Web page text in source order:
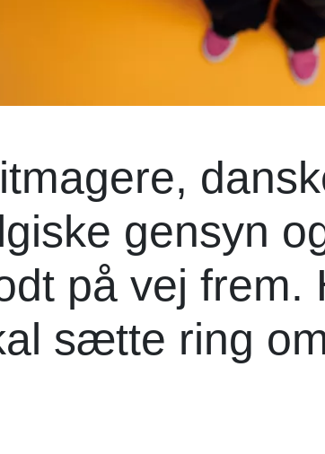
gensyn
på vej frem.
sætte ring